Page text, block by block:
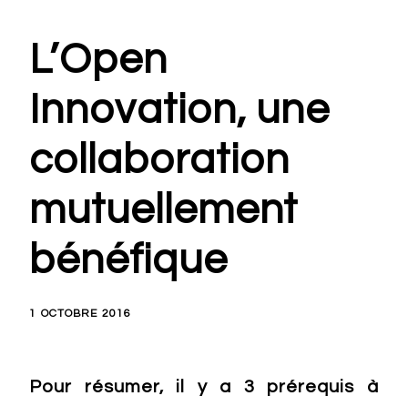
L’Open
Innovation, une
collaboration
mutuellement
bénéfique
1 OCTOBRE 2016
Pour résumer, il y a 3 prérequis à